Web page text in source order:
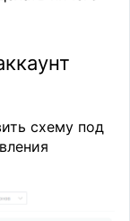
схему под